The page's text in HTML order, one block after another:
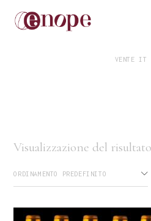
VENTE IT
Visualizzazione del risultato
ORDINAMENTO PREDEFINITO